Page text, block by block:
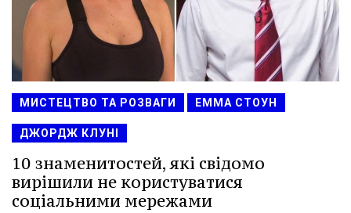
МИСТЕЦТВО ТА РОЗВАГИ ЕММА СТОУН
ДЖОРДЖ КЛУНІ
10 знаменитостей, які свідомо
вирішили не користуватися
соціальними мережами